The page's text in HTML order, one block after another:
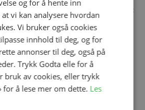
robust tallerken og kopp som er perfekt
produktene er laget av holdbart
og mange bruk, slik at de kan vare
ulike vekstfaser.
inneholder gaveesken også en
Disse ergonomisk utformede
for de små å lære seg å spise
grep og tilpassede størrelser, gir de
sine spiseferdigheter på en leken og
og for å hente inn
vi kan analysere hvordan
Vi bruker også cookies
innhold til deg, og for
annonser til deg, også på
Trykk Godta elle for å
bruk av cookies, eller trykk
for å lese mer om dette. Les